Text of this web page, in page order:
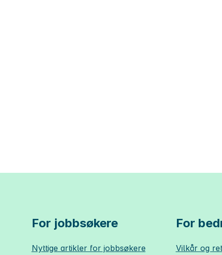
For jobbsøkere
Nyttige artikler for jobbsøkere
For
Vilkår og